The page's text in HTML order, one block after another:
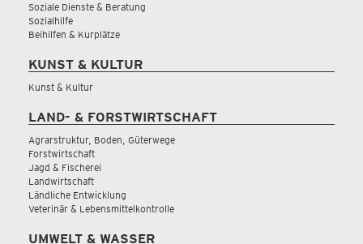
Soziale Dienste & Beratung
Sozialhilfe
Beihilfen & Kurplätze
KUNST & KULTUR
Kunst & Kultur
LAND- & FORSTWIRTSCHAFT
Agrarstruktur, Boden, Güterwege
Forstwirtschaft
Jagd & Fischerei
Landwirtschaft
Ländliche Entwicklung
Veterinär & Lebensmittelkontrolle
UMWELT & WASSER